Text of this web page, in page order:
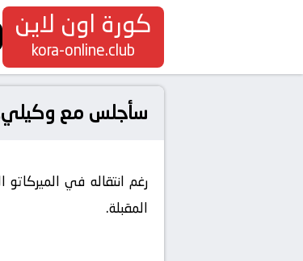
كورة اون لاين
kora-online.club
سأجلس مع وكيلي..
رغم انتقاله في
المقبلة.